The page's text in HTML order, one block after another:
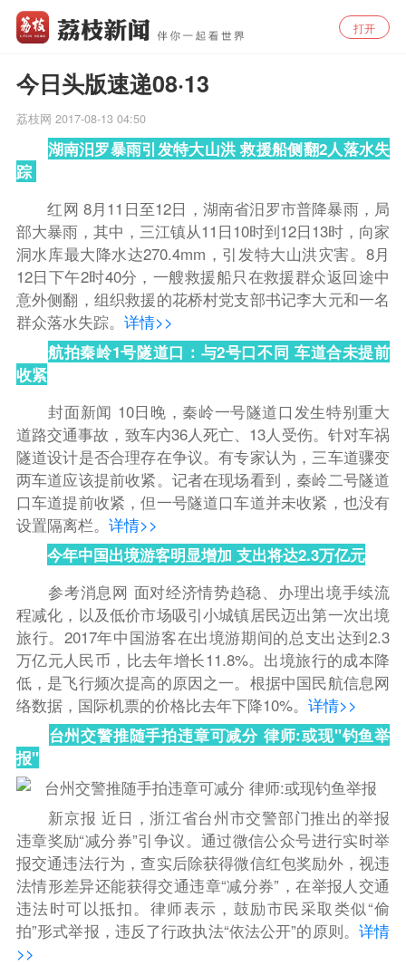
打开
今日头版速递08·13
荔枝网 2017-08-13 04:50
湖南汨罗暴雨引发特大山洪 救援船侧翻2人落水失
踪
红网 8月11日至12日，湖南省汨罗市普降暴雨，局
部大暴雨，其中，三江镇从11日10时到12日13时，向家
洞水库最大降水达270.4mm，引发特大山洪灾害。8月
12日下午2时40分，一艘救援船只在救援群众返回途中
意外侧翻，组织救援的花桥村党支部书记李大元和一名
群众落水失踪。 详情>>
航拍秦岭1号隧道口：与2号口不同 车道合未提前
收紧
封面新闻 10日晚，秦岭一号隧道口发生特别重大
道路交通事故，致车内36人死亡、13人受伤。 针对车祸
隧道设计是否合理存在争议。有专家认为，三车道骤变
两车道应该提前收紧。 记者在现场看到，秦岭二号隧道
口车道提前收紧，但一号隧道口车道并未收紧，也没有
设置隔离栏。 详情>>
今年中国出境游客明显增加 支出将达2.3万亿元
参考消息网 面对经济情势趋稳、办理出境手续流
程减化，以及低价市场吸引小城镇居民迈出第一次出境
旅行。 2017年中国游客在出境游期间的总支出达到2.3
万亿元人民币，比去年增长11.8%。 出境旅行的成本降
低，是飞行频次提高的原因之一。根据中国民航信息网
络数据，国际机票的价格比去年下降10%。 详情>>
台州交警推随手拍违章可减分 律师:或现"钓鱼举
报"
新京报近日，浙江省台州市交警部门推出的举报
违章奖励“减分券”引争议。 通过微信公众号进行实时举
报交通违法行为，查实后除获得微信红包奖励外，视违
法情形差异还能获得交通违章“减分券”，在举报人交通
违法时可以抵扣。 律师表示，鼓励市民采取类似“偷
拍”形式举报，违反了行政执法“依法公开”的原则。 详情
>>